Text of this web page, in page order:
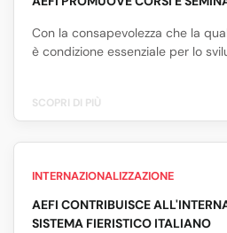
Con la consapevolezza che la
è condizione essenziale per lo
SCOPRI DI PIÙ
INTERNAZIONALIZZAZIONE
AEFI CONTRIBUISCE
SISTEMA FIERISTICO ITALIANO